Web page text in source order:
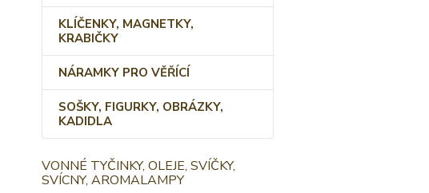
KLÍČENKY, MAGNETKY,
KRABIČKY
NÁRAMKY PRO VĚŘÍCÍ
SOŠKY, FIGURKY, OBRÁZKY,
KADIDLA
VONNÉ TYČINKY, OLEJE, SVÍČKY,
SVÍCNY, AROMALAMPY